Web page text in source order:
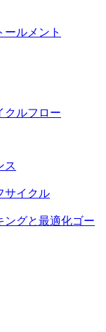
ールメント
クルフロー
ス
サイクル
ングと最適化ゴー